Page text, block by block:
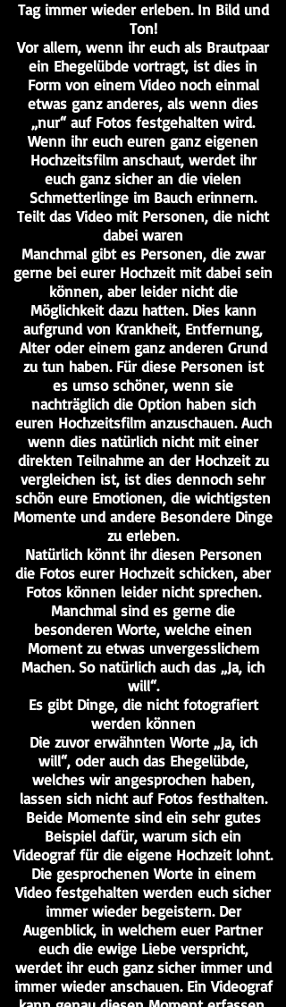
Tag immer wieder erleben. In Bild und
Ton!
Vor allem, wenn ihr euch als Brautpaar
ein Ehegelübde vortragt, ist dies in
Form von einem Video noch einmal
etwas ganz anderes, als wenn dies
„nur“ auf Fotos festgehalten wird.
Wenn ihr euch euren ganz eigenen
Hochzeitsfilm anschaut, werdet ihr
euch ganz sicher an die vielen
Schmetterlinge im Bauch erinnern.
Teilt das Video mit Personen, die nicht
dabei waren
Manchmal gibt es Personen, die zwar
gerne bei eurer Hochzeit mit dabei sein
können, aber leider nicht die
Möglichkeit dazu hatten. Dies kann
aufgrund von Krankheit, Entfernung,
Alter oder einem ganz anderen Grund
zu tun haben. Für diese Personen ist
es umso schöner, wenn sie
nachträglich die Option haben sich
euren Hochzeitsfilm anzuschauen. Auch
wenn dies natürlich nicht mit einer
direkten Teilnahme an der Hochzeit zu
vergleichen ist, ist dies dennoch sehr
schön eure Emotionen, die wichtigsten
Momente und andere Besondere Dinge
zu erleben.
Natürlich könnt ihr diesen Personen
die Fotos eurer Hochzeit schicken, aber
Fotos können leider nicht sprechen.
Manchmal sind es gerne die
besonderen Worte, welche einen
Moment zu etwas unvergesslichem
Machen. So natürlich auch das „Ja, ich
will“.
Es gibt Dinge, die nicht fotografiert
werden können
Die zuvor erwähnten Worte „Ja, ich
will“, oder auch das Ehegelübde,
welches wir angesprochen haben,
lassen sich nicht auf Fotos festhalten.
Beide Momente sind ein sehr gutes
Beispiel dafür, warum sich ein
Videograf für die eigene Hochzeit lohnt.
Die gesprochenen Worte in einem
Video festgehalten werden euch sicher
immer wieder begeistern. Der
Augenblick, in welchem euer Partner
euch die ewige Liebe verspricht,
werdet ihr euch ganz sicher immer und
immer wieder anschauen. Ein Videograf